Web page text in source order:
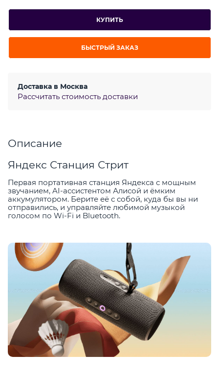
КУПИТЬ
БЫСТРЫЙ ЗАКАЗ
Доставка в Москва
Рассчитать стоимость доставки
Описание
Яндекс Станция Стрит
Первая портативная станция Яндекса с мощным
звучанием, AI-ассистентом Алисой и ёмким
аккумулятором. Берите её с собой, куда бы вы ни
отправились, и управляйте любимой музыкой
голосом по Wi-Fi и Bluetooth.